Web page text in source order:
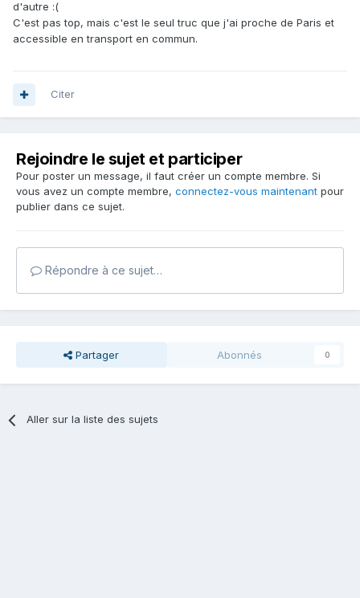
d'autre :(
C'est pas top, mais c'est le seul truc que j'ai proche de Paris et
accessible en transport en commun.
Citer
Rejoindre le sujet et participer
Pour poster un message, il faut créer un compte membre. Si
vous avez un compte membre, connectez-vous maintenant pour
publier dans ce sujet.
Répondre à ce sujet…
Partager Abonnés 0
Aller sur la liste des sujets